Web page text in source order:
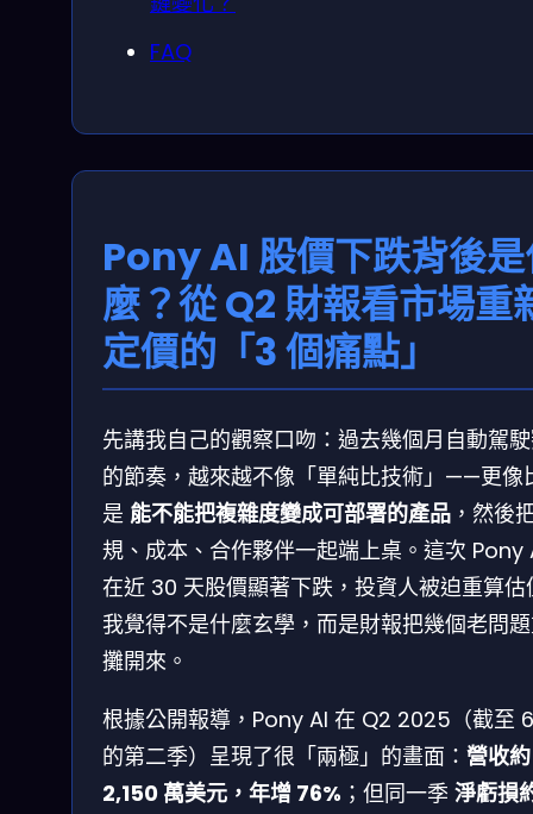
FAQ
Pony AI 股價下跌背後
麼？從 Q2 財報看市場重
定價的「3 個痛點」
先講我自己的觀察口吻：過去幾個月自動駕
的節奏，越來越不像「單純比技術」——更像
是 能不能把複雜度變成可部署的產品 ，然後
規、成本、合作夥伴一起端上桌。這次 Pony
在近 30 天股價顯著下跌，投資人被迫重算估
我覺得不是什麼玄學，而是財報把幾個老問
攤開來。
根據公開報導，Pony AI 在 Q2 2025（截至
的第二季）呈現了很「兩極」的畫面： 營收約
2,150 萬美元，年增 76% ；但同一季 淨虧損